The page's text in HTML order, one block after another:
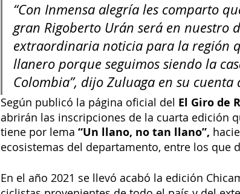
“Con Inmensa alegría les comparto
gran Rigoberto Urán será en nuestro
extraordinaria noticia para la región
llanero porque seguimos siendo la
Colombia”, dijo Zuluaga en su cuenta
Según publicó la página oficial del El Giro de
abrirán las inscripciones de la cuarta edición
tiene por lema “Un llano, no tan llano”,
ecosistemas del departamento, entre los que
En el año 2021 se llevó acabó la edición